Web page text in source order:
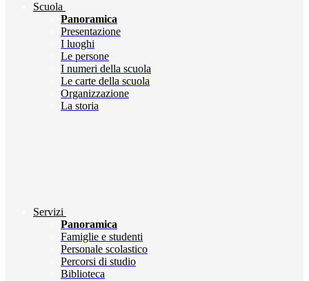
Scuola
Panoramica
Presentazione
I luoghi
Le persone
I numeri della scuola
Le carte della scuola
Organizzazione
La storia
Servizi
Panoramica
Famiglie e studenti
Personale scolastico
Percorsi di studio
Biblioteca